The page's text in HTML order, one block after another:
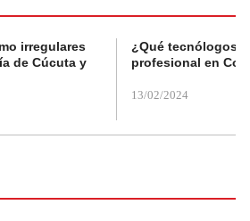
irregulares
de Cúcuta y
¿Qué tecnólogos
profesional en
13/02/2024